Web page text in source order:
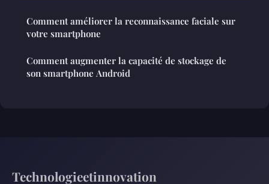
Comment améliorer la reconnaissance faciale sur
votre smartphone
Comment augmenter la capacité de stockage de
son smartphone Android
Technologieetinnovation